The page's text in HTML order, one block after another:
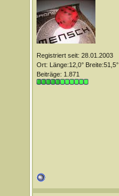
Registriert seit: 28.01.2003
Ort: Länge:12,0° Breite:51,5°
Beiträge: 1.871